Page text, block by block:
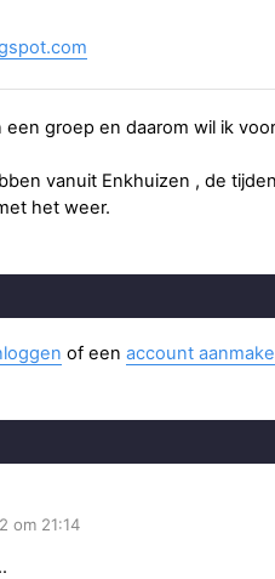
groep en daarom wil ik
vanuit Enkhuizen , de
het weer.
of een account
om 21:14